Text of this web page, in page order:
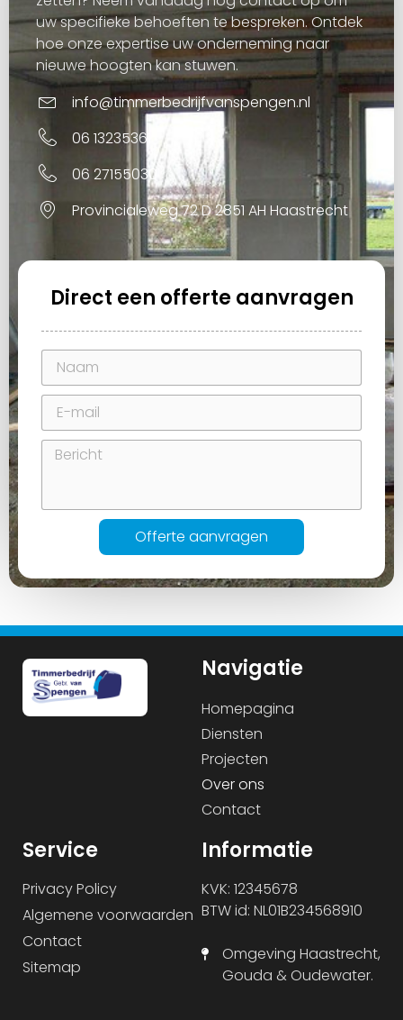
uw specifieke behoeften te bespreken. Ontdek
hoe onze expertise uw onderneming naar
nieuwe hoogten kan stuwen.
info@timmerbedrijfvanspengen.nl
06 13235361
06 27155030
Provincialeweg 72 D 2851 AH Haastrecht
Direct een offerte aanvragen
Offerte aanvragen
Navigatie
Homepagina
Diensten
Projecten
Over ons
Contact
Service
Privacy Policy
Algemene voorwaarden
Contact
Sitemap
Informatie
KVK: 12345678
BTW id: NL01B234568910
Omgeving Haastrecht,
Gouda & Oudewater.